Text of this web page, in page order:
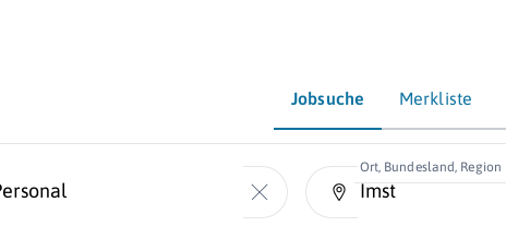
Jobsuche Merkliste
Ort, Bundesland, Region